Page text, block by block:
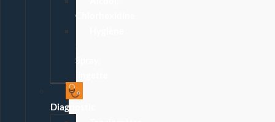
Chlorhexidine
Spray,
Diagnostic